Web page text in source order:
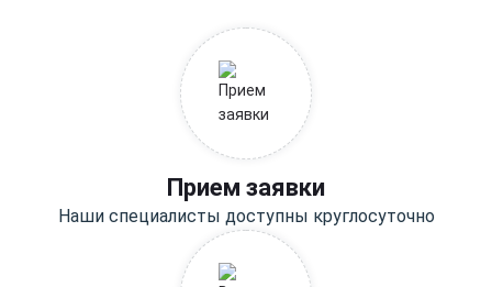
Прием заявки
Наши специалисты доступны круглосуточно